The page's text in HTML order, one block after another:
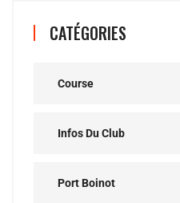
CATÉGORIES
Course
Infos Du Club
Port Boinot